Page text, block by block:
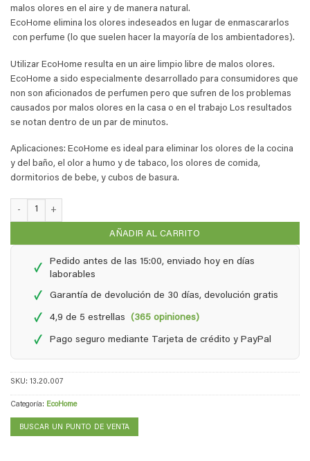
malos olores en el aire y de manera natural.
EcoHome elimina los olores indeseados en lugar de enmascararlos
con perfume (lo que suelen hacer la mayoría de los ambientadores).
Utilizar EcoHome resulta en un aire limpio libre de malos olores.
EcoHome a sido especialmente desarrollado para consumidores que
non son aficionados de perfumen pero que sufren de los problemas
causados por malos olores en la casa o en el trabajo Los resultados
se notan dentro de un par de minutos.
Aplicaciones: EcoHome es ideal para eliminar los olores de la cocina
y del baño, el olor a humo y de tabaco, los olores de comida,
dormitorios de bebe, y cubos de basura.
EcoHome - 0,25 Litro vaporizador + 1 litro de recargo cantidad
AÑADIR AL CARRITO
✓
Pedido antes de las 15:00, enviado hoy en días
laborables
✓ Garantía de devolución de 30 días, devolución gratis
✓ 4,9 de 5 estrellas(365 opiniones)
✓ Pago seguro mediante Tarjeta de crédito y PayPal
SKU: 13.20.007
Categoría: EcoHome
BUSCAR UN PUNTO DE VENTA